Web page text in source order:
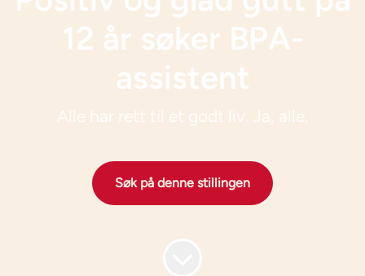
12 år søker BPA-
assistent
Alle har rett til et godt liv. Ja, alle.
Søk på denne stillingen